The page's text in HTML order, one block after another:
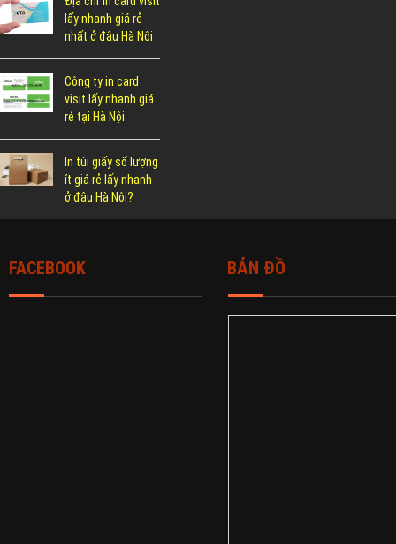
lấy nhanh giá rẻ
nhất ở đâu Hà Nội
Công ty in card
visit lấy nhanh giá
rẻ tại Hà Nội
In túi giấy số lượng
ít giá rẻ lấy nhanh
ở đâu Hà Nội?
FACEBOOK BẢN ĐỒ